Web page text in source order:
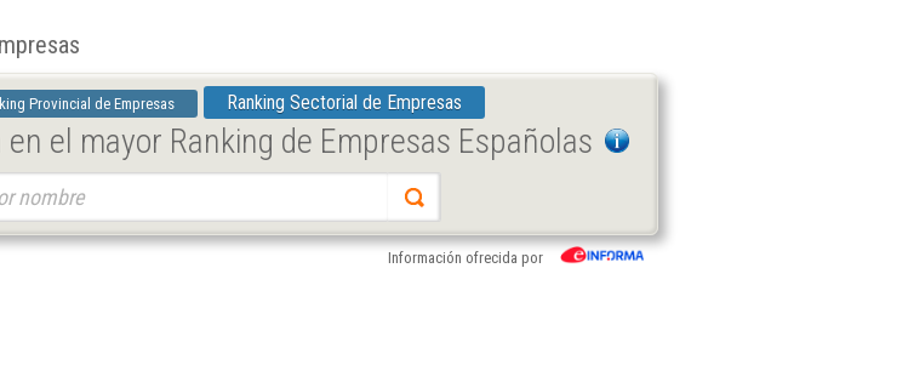
Provincial de Empresas Ranking Sectorial de Empresas
el mayor Ranking de Empresas Españolas
Información ofrecida por